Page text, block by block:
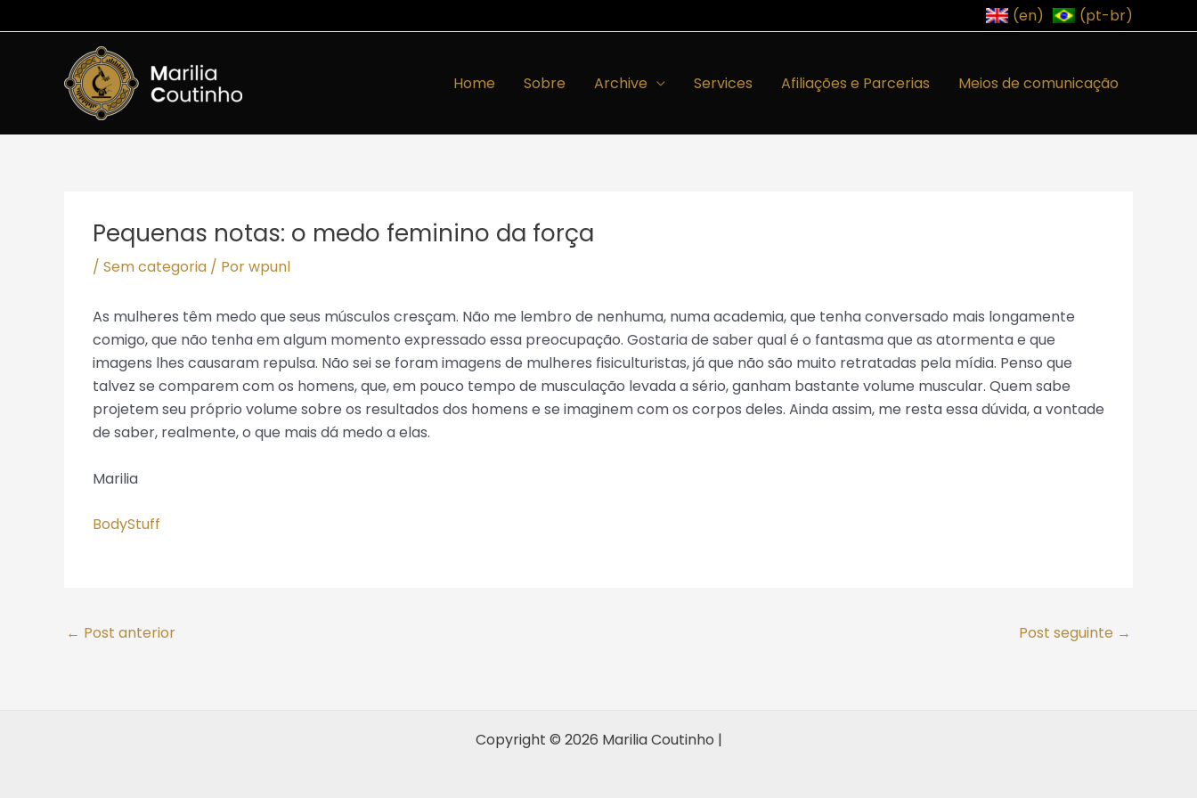
para
conteúdo
(en) (pt-br)
Home Sobre Archive Services Afiliações e Parcerias Meios de comunicação
Pequenas notas: o medo feminino da força
/ Sem categoria / Porwpunl
As mulheres têm medo que seus músculos cresçam. Não me lembro de nenhuma, numa academia, que tenha conversado mais longamente
comigo, que não tenha em algum momento expressado essa preocupação. Gostaria de saber qual é o fantasma que as atormenta e que
imagens lhes causaram repulsa. Não sei se foram imagens de mulheres fisiculturistas, já que não são muito retratadas pela mídia. Penso que
talvez se comparem com os homens, que, em pouco tempo de musculação levada a sério, ganham bastante volume muscular. Quem sabe
projetem seu próprio volume sobre os resultados dos homens e se imaginem com os corpos deles. Ainda assim, me resta essa dúvida, a vontade
de saber, realmente, o que mais dá medo a elas.
Marilia
BodyStuff
navigation
← Post anterior Post seguinte →
Copyright © 2026 Marilia Coutinho |